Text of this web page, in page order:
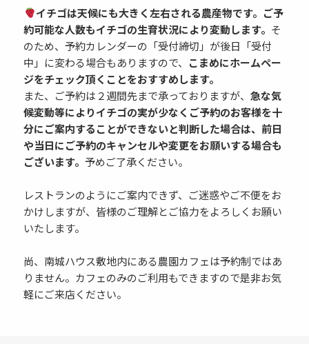
イチゴは天候にも大きく左右される農産物です。ご予
約可能な人数もイチゴの生育状況により変動します。 そ
のため、予約カレンダーの「受付締切」が後日「受付
中」に変わる場合もありますので、 こまめにホームペー
ジをチェック頂くことをおすすめします。
また、ご予約は２週間先まで承っておりますが、急な気
候変動等によりイチゴの実が少なくご予約のお客様を十
分にご案内することができないと判断した場合は、前日
や当日にご予約のキャンセルや変更をお願いする場合も
ございます。予めご了承ください。
レストランのようにご案内できず、ご迷惑やご不便をお
かけしますが、皆様のご理解とご協力をよろしくお願い
いたします。
尚、南城ハウス敷地内にある農園カフェは予約制ではあ
りません。カフェのみのご利用もできますので是非お気
軽にご来店ください。